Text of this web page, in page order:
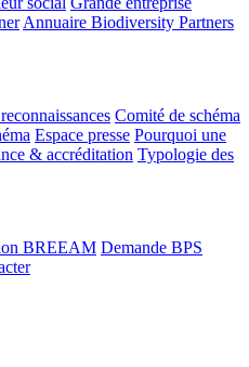
Annuaire Biodiversity Partners
Comité de schéma
Espace presse Pourquoi une
& accréditation Typologie des
BREEAM Demande BPS